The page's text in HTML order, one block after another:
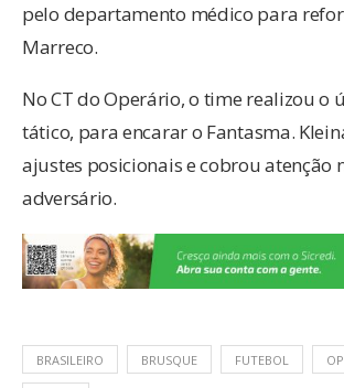
pelo departamento médico para
Marreco.
No CT do Operário, o time realizou o
tático, para encarar o Fantasma.
ajustes posicionais e cobrou atenção
adversário.
BRASILEIRO BRUSQUE FUTEBOL